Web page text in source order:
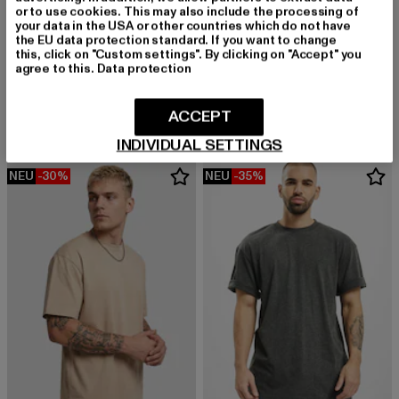
URBAN CLASSICS
Derzeitiger Preis: 26,09 EURAktionspreis: 29,99 EUR
URBAN CLASSICS
Tall Tee
NEU -30% NEU -35%
or to use cookies. This may also include the processing of
your data in the USA or other countries which do not have
the EU data protection standard. If you want to change
this, click on "Custom settings". By clicking on "Accept" you
agree to this. Data protection
INDIVIDUAL SETTINGS
ACCEPT